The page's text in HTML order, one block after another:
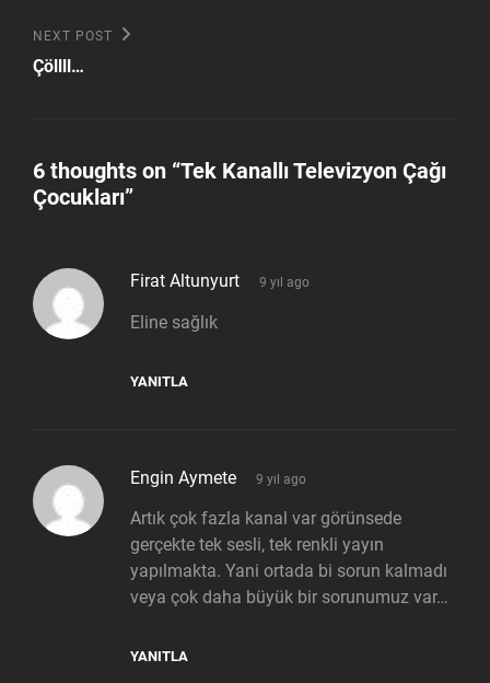
Next
Post
NEXT POST
Çöllll…
6 thoughts on “Tek Kanallı Televizyon Çağı
Çocukları”
Firat Altunyurt says:
9 yıl ago
Eline sağlık
YANITLA
Engin Aymete says:
9 yıl ago
Artık çok fazla kanal var görünsede
gerçekte tek sesli, tek renkli yayın
yapılmakta. Yani ortada bi sorun kalmadı
veya çok daha büyük bir sorunumuz var…
YANITLA